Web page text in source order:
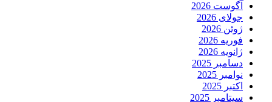
آگوست 2026
جولای 2026
ژوئن 2026
فوریه 2026
ژانویه 2026
دسامبر 2025
نوامبر 2025
اکتبر 2025
سپتامبر 2025